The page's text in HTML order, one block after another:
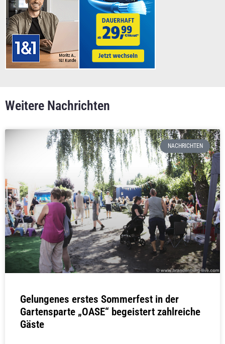
Weitere Nachrichten
NACHRICHTEN
Gelungenes erstes Sommerfest in der
Gartensparte „OASE“ begeistert zahlreiche
Gäste